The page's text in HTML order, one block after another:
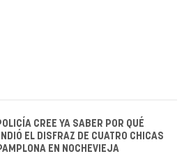
CREE YA SABER POR QUÉ
EL DISFRAZ DE CUATRO CHICAS
EN NOCHEVIEJA